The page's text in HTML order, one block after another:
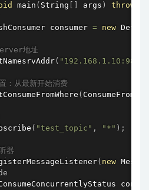
main ( String args ) throws
consumer
= new
地址
(
：从最新开始消费
(
( "test_topic" , "*" ) ;
器
( new